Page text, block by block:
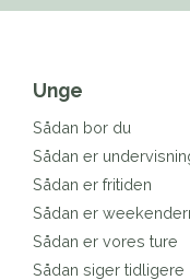
Unge
Sådan bor du
Sådan er
Sådan er fritiden
Sådan er
Sådan er vores ture
Sådan siger tidligere